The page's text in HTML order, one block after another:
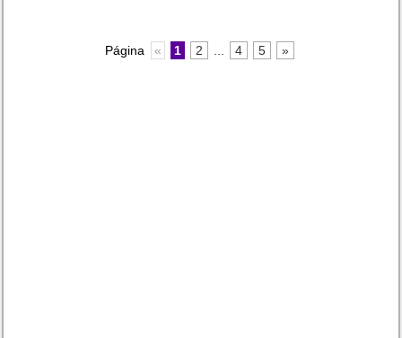
Página « 1 2 4 5 »